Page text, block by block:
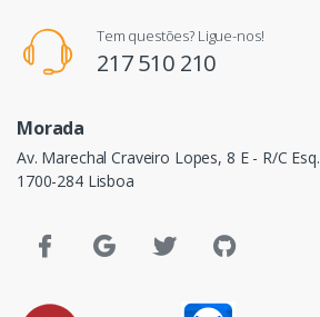
Tem questões? Ligue-nos!
217 510 210
Morada
Av. Marechal Craveiro Lopes, 8 E - R/C Esq.
1700-284 Lisboa